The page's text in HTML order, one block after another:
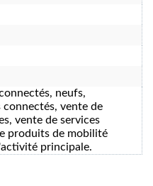
neufs,
vente de
vente de services
produits de mobilité
principale.